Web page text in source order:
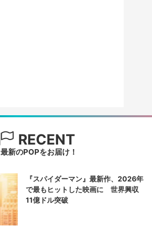
RECENT
最新のPOPをお届け！
『スパイダーマン』最新作、2026年
で最もヒットした映画に 世界興収
11億ドル突破